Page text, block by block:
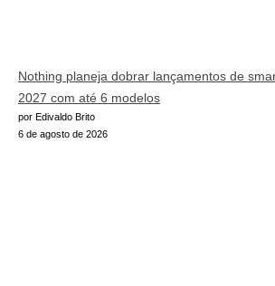
Nothing planeja dobrar lançamentos de
2027 com até 6 modelos
por Edivaldo Brito
6 de agosto de 2026